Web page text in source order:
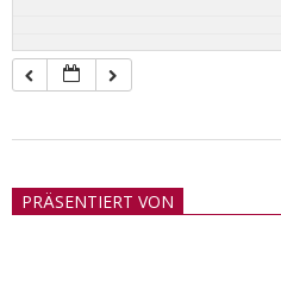
21PRÄSENTIERT VON